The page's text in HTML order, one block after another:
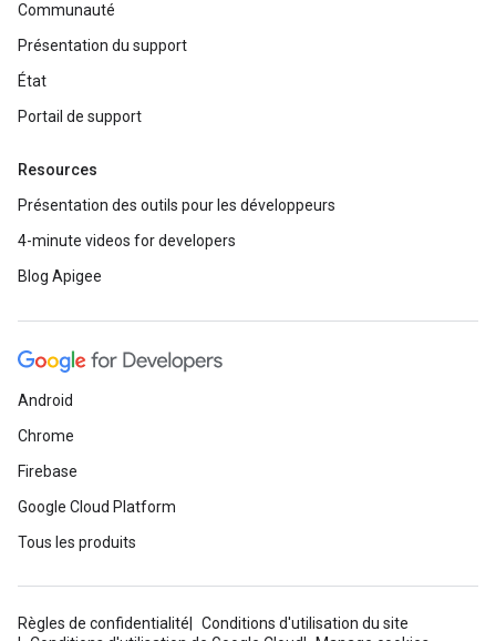
Communauté
Présentation du support
État
Portail de support
Resources
Présentation des outils pour les développeurs
4-minute videos for developers
Blog Apigee
Android
Chrome
Firebase
Google Cloud Platform
Tous les produits
Règles de confidentialité
Conditions d'utilisation du site